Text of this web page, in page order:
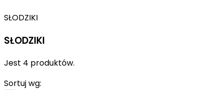
SŁODZIKI
SŁODZIKI
Jest 4 produktów.
Sortuj wg: